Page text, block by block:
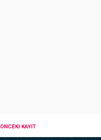
ÖNCEKI KAYIT